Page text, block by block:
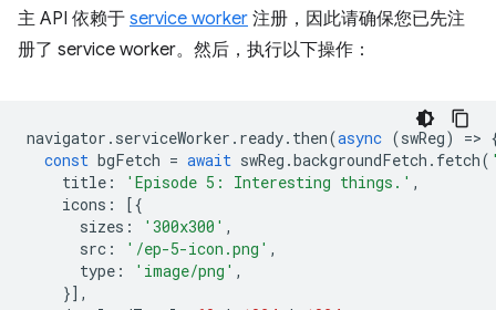
主 API 依赖于 service worker 注册，因此请确保您已先注
册了 service worker。然后，执行以下操作：
navigator . serviceWorker . ready. then(async (swReg) =>
const bgFetch = await swReg .backgroundFetch . fetch(
title : 'Episode 5: Interesting things.' ,
icons :
[{
sizes : '300x300' ,
src : '/ep-5-icon.png' ,
type : 'image/png' ,
}],